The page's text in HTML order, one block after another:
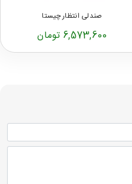
صندلی انتظار چیستا
6,573,600 تومان